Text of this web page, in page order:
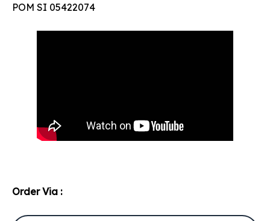
​POM SI 05422074
Order Via :